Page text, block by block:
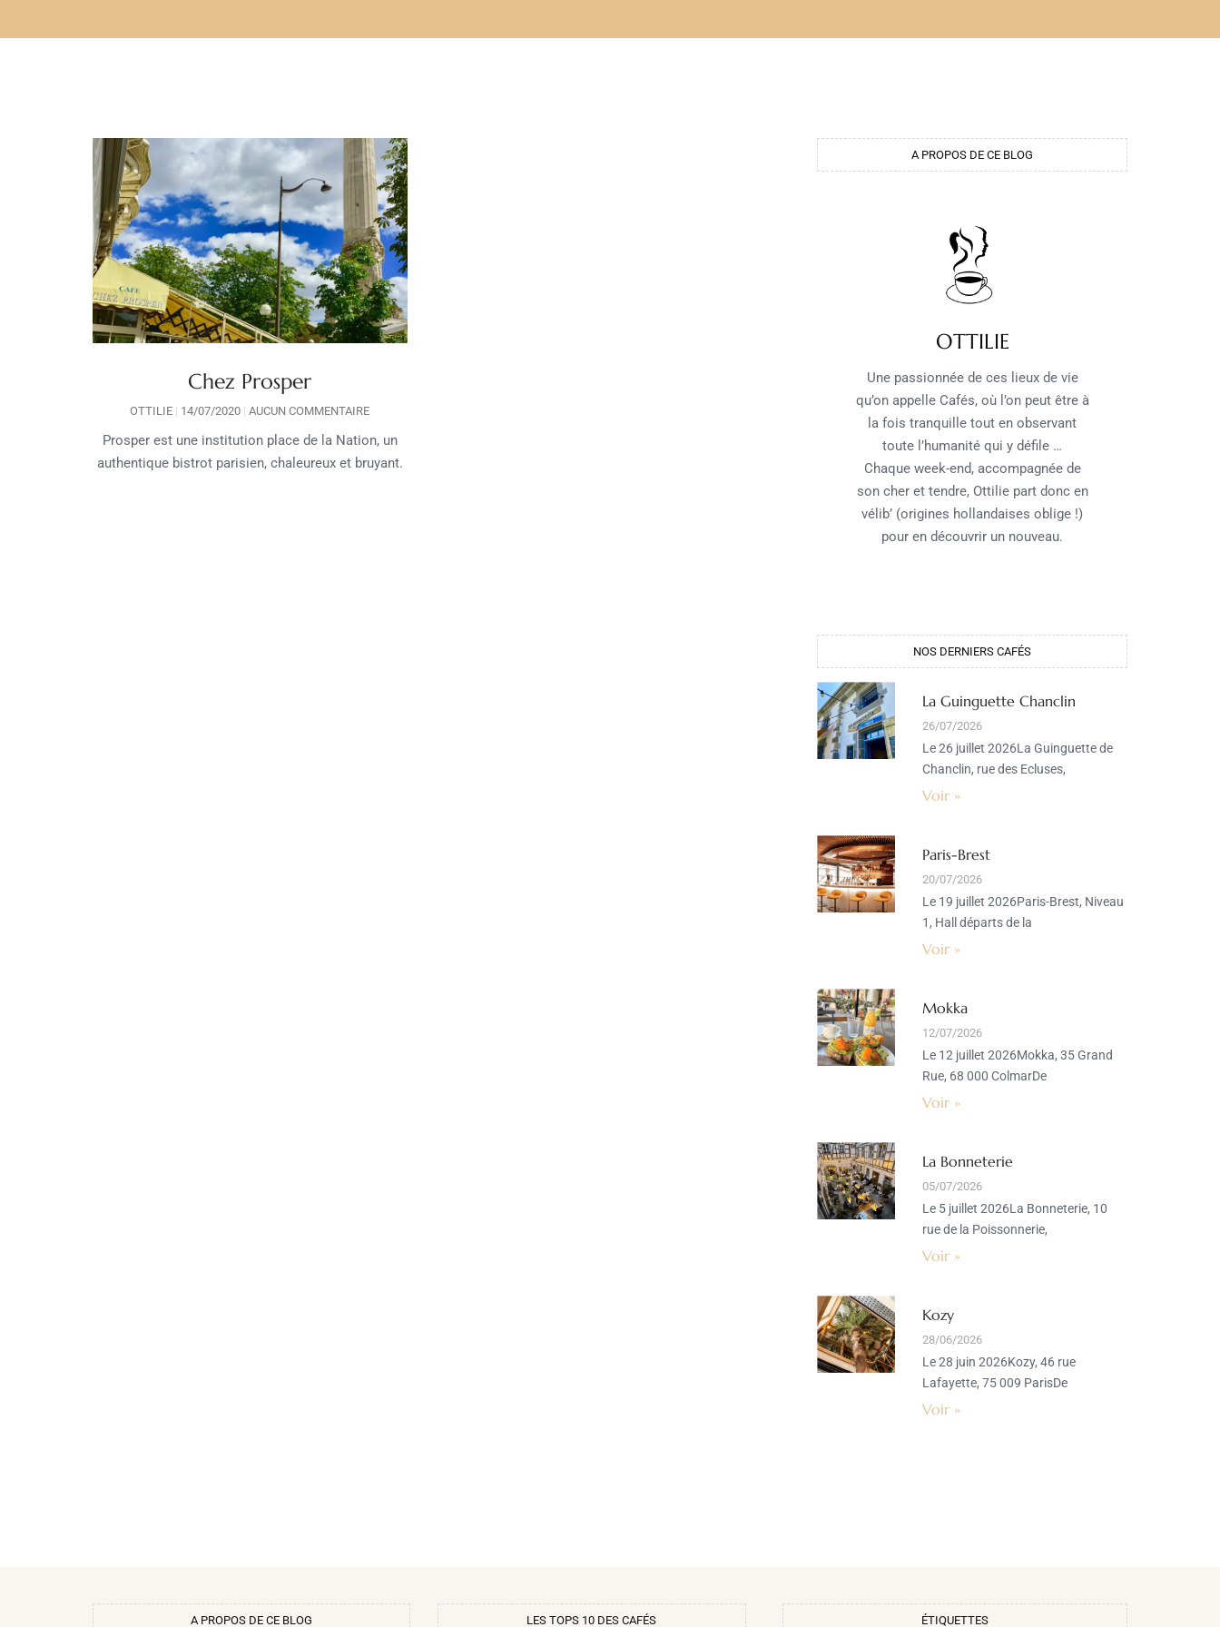
Chez Prosper
OTTILIE 14/07/2020 AUCUN COMMENTAIRE
Prosper est une institution place de la Nation, un
authentique bistrot parisien, chaleureux et bruyant.
A PROPOS DE CE BLOG
OTTILIE
Une passionnée de ces lieux de vie
qu’on appelle Cafés, où l’on peut être à
la fois tranquille tout en observant
toute l’humanité qui y défile …
Chaque week-end, accompagnée de
son cher et tendre, Ottilie part donc en
vélib’ (origines hollandaises oblige !)
pour en découvrir un nouveau.
NOS DERNIERS CAFÉS​
La Guinguette Chanclin
26/07/2026
Le 26 juillet 2026La Guinguette de
Chanclin, rue des Ecluses,
Voir »
Paris-Brest
20/07/2026
Le 19 juillet 2026Paris-Brest, Niveau
1, Hall départs de la
Voir »
Mokka
12/07/2026
Le 12 juillet 2026Mokka, 35 Grand
Rue, 68 000 ColmarDe
Voir »
La Bonneterie
05/07/2026
Le 5 juillet 2026La Bonneterie, 10
rue de la Poissonnerie,
Voir »
Kozy
28/06/2026
Le 28 juin 2026Kozy, 46 rue
Lafayette, 75 009 ParisDe
Voir »
A PROPOS DE CE BLOG​ LES TOPS 10 DES CAFÉS ÉTIQUETTES